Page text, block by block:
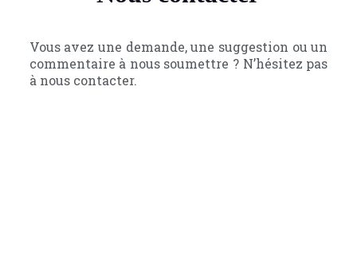
Vous avez une demande, une suggestion ou un
commentaire à nous soumettre ? N’hésitez pas
à nous contacter.